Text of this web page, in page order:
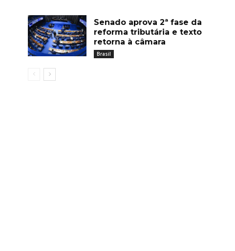
Senado aprova 2ª fase da
reforma tributária e texto
retorna à câmara
Brasil